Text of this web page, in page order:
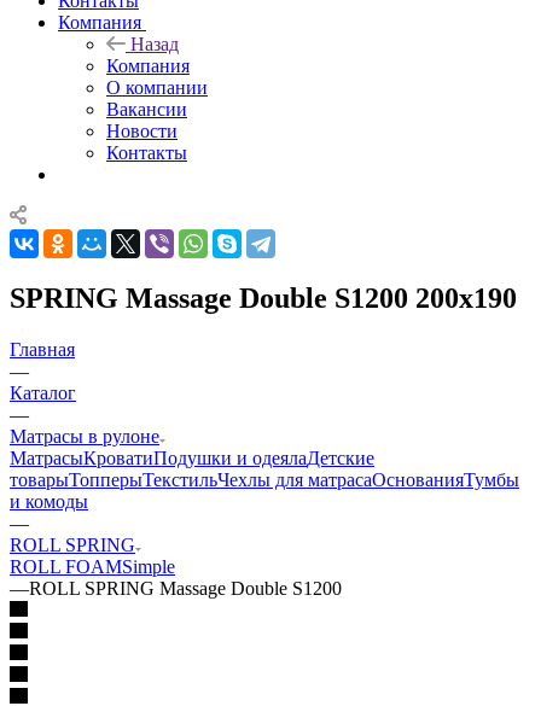
Компания
Назад
Компания
О компании
Вакансии
Новости
Контакты
SPRING Massage Double S1200 200x190
Главная
—
Каталог
—
Матрасы в рулоне
МатрасыКроватиПодушки и одеялаДетские
товарыТопперыТекстильЧехлы для матрасаОснованияТумбы
и комоды
—
ROLL SPRING
ROLL FOAMSimple
—ROLL SPRING Massage Double S1200